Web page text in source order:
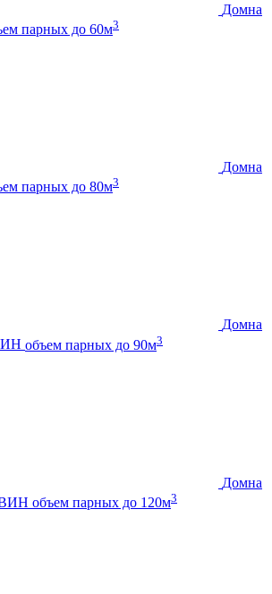
Домна
парных до 60м3
Домна
парных до 80м3
Домна
объем парных до 90м3
Домна
объем парных до 120м3